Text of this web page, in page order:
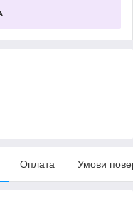
Оплата Умови